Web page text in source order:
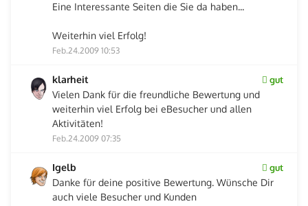
Eine Interessante Seiten die Sie da haben...
Weiterhin viel Erfolg!
Feb.24.2009 10:53
klarheit gut
Vielen Dank für die freundliche Bewertung und
weiterhin viel Erfolg bei eBesucher und allen
Aktivitäten!
Feb.24.2009 07:35
Igelb gut
Danke für deine positive Bewertung. Wünsche Dir
auch viele Besucher und Kunden